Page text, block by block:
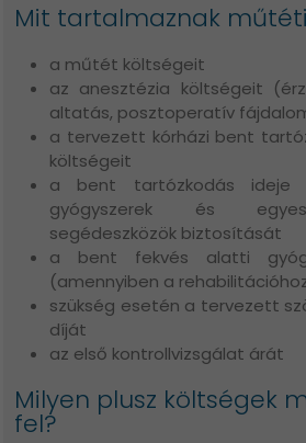
Mit tartalmaznak
a műtét költségeit
az anesztézia költségeit
altatás, posztoperatív
a tervezett kórházi bent
költségeit
a bent tartózkodás ideje
gyógyszerek és
segédeszközök biztosítását
a bent fekvés alatti
(amennyiben a
szükség esetén a tervezett
díját
az első kontrollvizsgálat árát
Milyen plusz költségek
fel?